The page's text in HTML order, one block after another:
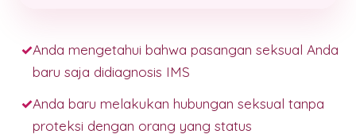
Anda mengetahui bahwa pasangan seksual Anda
baru saja didiagnosis IMS
Anda baru melakukan hubungan seksual tanpa
proteksi dengan orang yang status